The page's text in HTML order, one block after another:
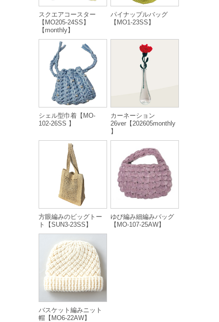
スクエアコースター
【MO205-24SS】
【monthly】
パイナップルバッグ
【MO1-23SS】
シェル型巾着【MO-
102-26SS 】
カーネーション
26ver【202605monthly
】
方眼編みのビッグトー
ト【SUN3-23SS】
ゆび編み細編みバッグ
【MO-107-25AW】
バスケット編みニット
帽【MO6-22AW】